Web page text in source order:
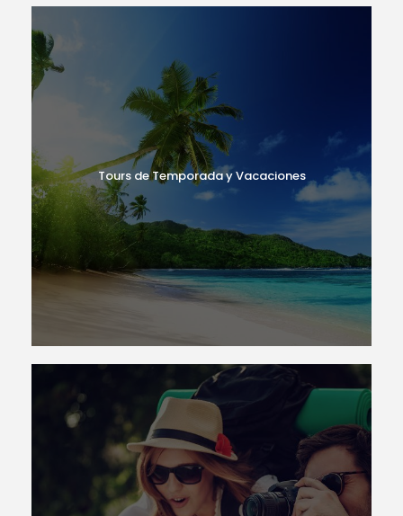
Tours de Temporada y Vacaciones